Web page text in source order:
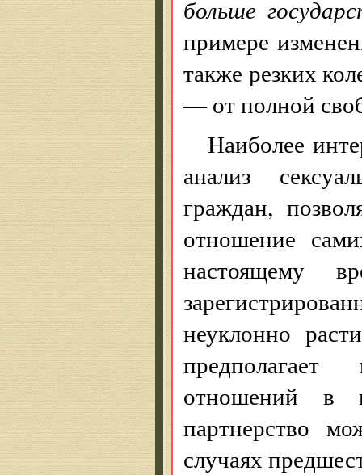
больше
примере
также резких
— от полной
Наиболее
анализ
граждан,
отношение
настоящему
неуклонно
отношений в
партнерство
случаях